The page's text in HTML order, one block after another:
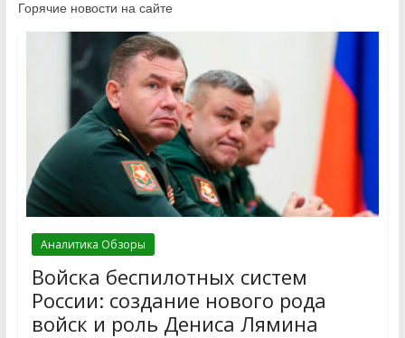
Горячие новости на сайте
Аналитика Обзоры
Войска беспилотных систем
России: создание нового рода
войск и роль Дениса Лямина